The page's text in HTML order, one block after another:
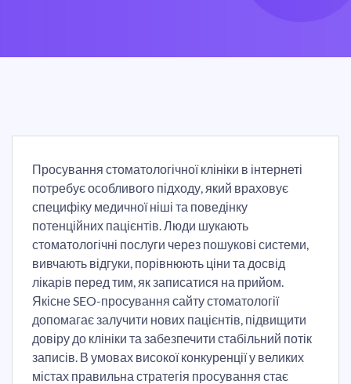
Просування стоматологічної клініки в інтернеті
потребує особливого підходу, який враховує
специфіку медичної ніші та поведінку
потенційних пацієнтів. Люди шукають
стоматологічні послуги через пошукові системи,
вивчають відгуки, порівнюють ціни та досвід
лікарів перед тим, як записатися на прийом.
Якісне SEO-просування сайту стоматології
допомагає залучити нових пацієнтів, підвищити
довіру до клініки та забезпечити стабільний потік
записів. В умовах високої конкуренції у великих
містах правильна стратегія просування стає